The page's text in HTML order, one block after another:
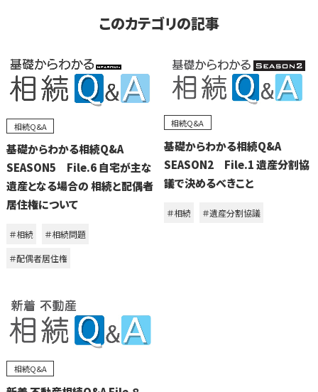
このカテゴリの記事
相続Q&A
基礎からわかる相続Q&A
SEASON5 File.6 自宅が主な
遺産となる場合の 相続と配偶者
居住権について
＃相続
＃相続問題
＃配偶者居住権
相続Q&A
基礎からわかる相続Q&A
SEASON2 File.1 遺産分割協
議で決めるべきこと
＃相続 ＃遺産分割協議
相続Q&A